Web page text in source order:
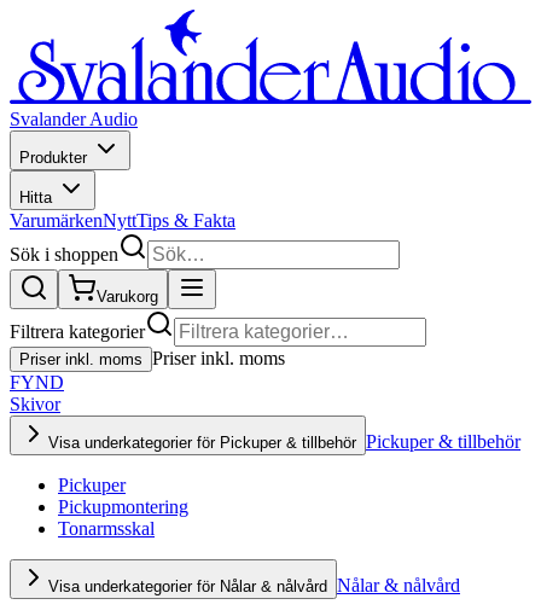
Svalander Audio
Produkter
Hitta
VarumärkenNyttTips & Fakta
Sök i shoppen
Varukorg
Filtrera kategorier
Priser inkl. moms Priser inkl. moms
FYND
Skivor
Visa underkategorier för Pickuper & tillbehör Pickuper & tillbehör
Pickuper
Pickupmontering
Tonarmsskal
Visa underkategorier för Nålar & nålvård Nålar & nålvård